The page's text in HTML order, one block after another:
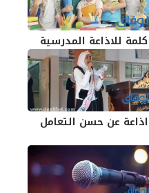
كلمة للاذاعة المدرسية
اذاعة عن حسن التعامل